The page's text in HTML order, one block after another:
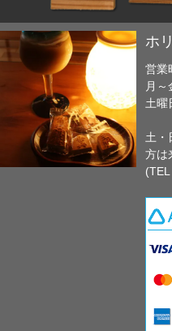
ホ
営業
月
土曜
土・
方は